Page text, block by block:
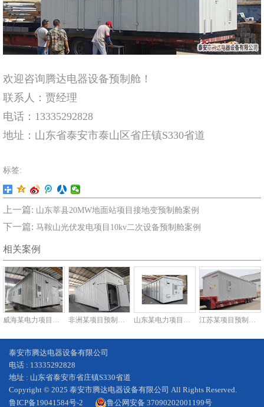
欢迎咨询腾达电器设备预制舱！
联系人：贾经理
电话：13335292828
地址：山东省泰安市泰山区省庄镇S330省道
标签:
上一篇: 山东莘县20MW地面站项目接地变预制舱案例
下一篇: 马鞍山光伏发电项目10kv二次设备预制舱案例
相关案例
威海某电力项目预制舱案例 非洲某项目预制舱案例 山东某电力项目预制舱案例 江苏某项目预制舱案例
泰安市腾达电器设备有限公司
电话 : 13335292828
地址 : 山东省泰安市省庄镇S330省道
Copyright © 2025 泰安市腾达电器设备有限公司 All Rights Reserved.
鲁ICP备19041584号-2
鲁公网安备 37090202001199号